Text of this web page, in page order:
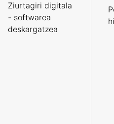
Ziurtagiri digitala
- softwarea
deskargatzea